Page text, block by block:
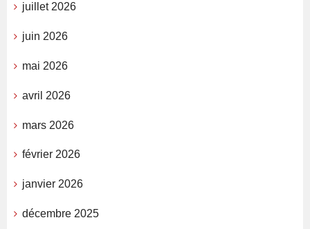
juillet 2026
juin 2026
mai 2026
avril 2026
mars 2026
février 2026
janvier 2026
décembre 2025